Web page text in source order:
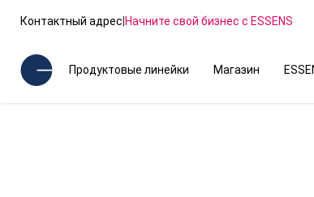
Контактный адрес|Начните свой бизнес с ESSENS
Продуктовые линейки Магазин